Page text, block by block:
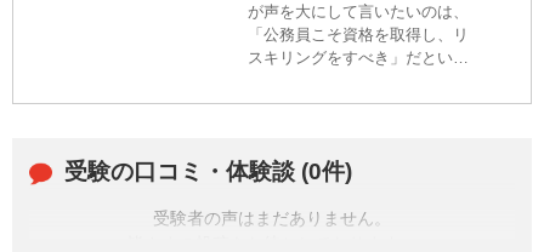
が声を大にして言いたいのは、
「公務員こそ資格を取得し、リ
スキリングをすべき」だという
得を強くススメるのか。理由を
もらいました。
受験の口コミ・体験談 (0件)
受験者の声はまだありません。